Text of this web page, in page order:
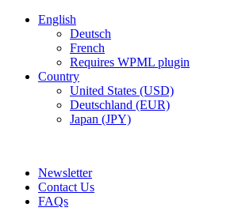
English
Deutsch
French
Requires WPML plugin
Country
United States (USD)
Deutschland (EUR)
Japan (JPY)
Newsletter
Contact Us
FAQs